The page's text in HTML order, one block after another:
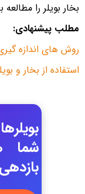
بخار بویلر را مطالعه
مطلب پیشنهادی:
روش های اندازه
استفاده از بخار و
شما
بازدهی